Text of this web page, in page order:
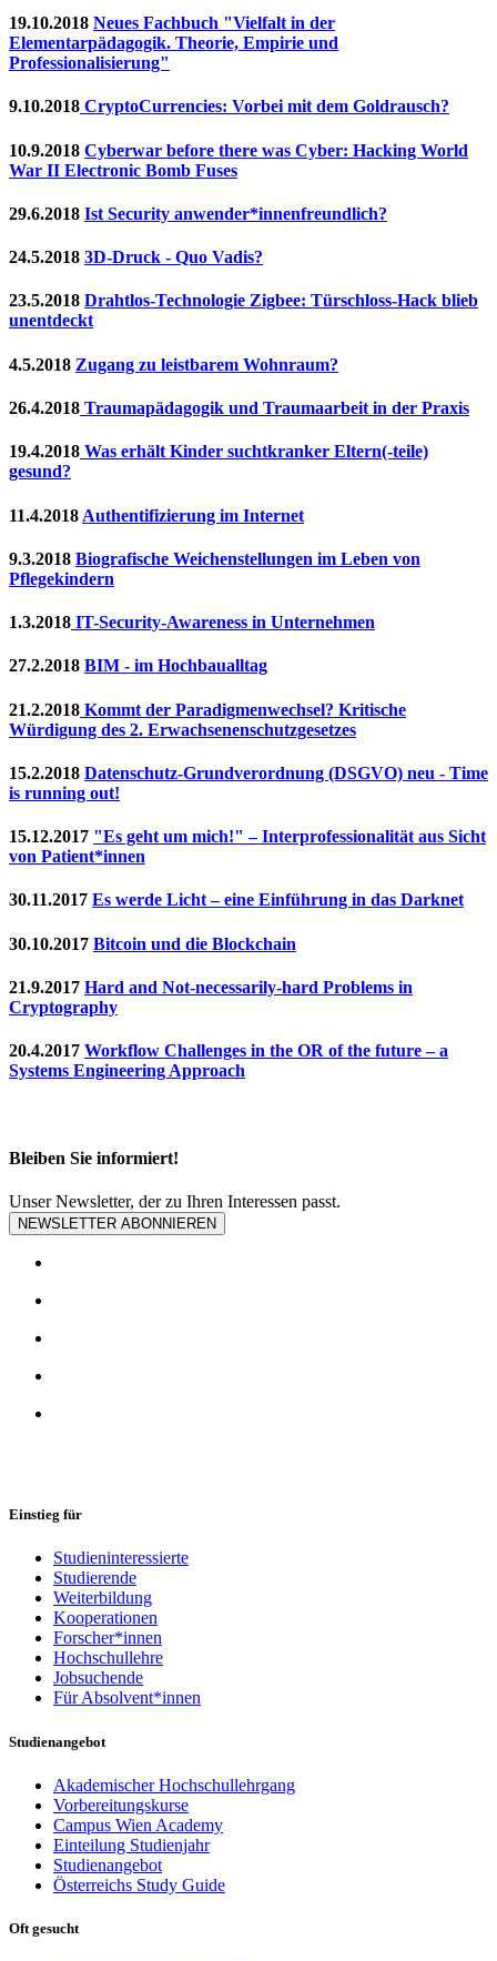
19.10.2018 Neues Fachbuch "Vielfalt in der
Elementarpädagogik. Theorie, Empirie und
Professionalisierung"
9.10.2018 CryptoCurrencies: Vorbei mit dem Goldrausch?
10.9.2018 Cyberwar before there was Cyber: Hacking World
War II Electronic Bomb Fuses
29.6.2018 Ist Security anwender*innenfreundlich?
24.5.2018 3D-Druck - Quo Vadis?
23.5.2018 Drahtlos-Technologie Zigbee: Türschloss-Hack blieb
unentdeckt
4.5.2018 Zugang zu leistbarem Wohnraum?
26.4.2018 Traumapädagogik und Traumaarbeit in der Praxis
19.4.2018 Was erhält Kinder suchtkranker Eltern(-teile)
gesund?
11.4.2018 Authentifizierung im Internet
9.3.2018 Biografische Weichenstellungen im Leben von
Pflegekindern
1.3.2018 IT-Security-Awareness in Unternehmen
27.2.2018 BIM - im Hochbaualltag
21.2.2018 Kommt der Paradigmenwechsel? Kritische
Würdigung des 2. Erwachsenenschutzgesetzes
15.2.2018 Datenschutz-Grundverordnung (DSGVO) neu - Time
is running out!
15.12.2017 "Es geht um mich!" – Interprofessionalität aus Sicht
von Patient*innen
30.11.2017 Es werde Licht – eine Einführung in das Darknet
30.10.2017 Bitcoin und die Blockchain
21.9.2017 Hard and Not-necessarily-hard Problems in
Cryptography
20.4.2017 Workflow Challenges in the OR of the future – a
Systems Engineering Approach
Bleiben Sie informiert!
Unser Newsletter, der zu Ihren Interessen passt.
NEWSLETTER ABONNIEREN
Einstieg für
Studieninteressierte
Studierende
Weiterbildung
Kooperationen
Forscher*innen
Hochschullehre
Jobsuchende
Für Absolvent*innen
Studienangebot
Akademischer Hochschullehrgang
Vorbereitungskurse
Campus Wien Academy
Einteilung Studienjahr
Studienangebot
Österreichs Study Guide
Oft gesucht